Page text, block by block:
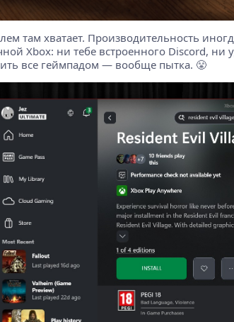
там хватает. Производительность
Xbox: ни тебе встроенного Discord,
все геймпадом — вообще пытка. 😤